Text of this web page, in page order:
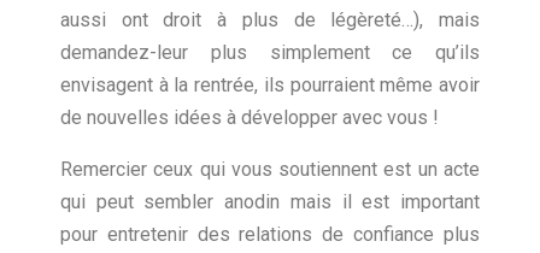
aussi ont droit à plus de légèreté…), mais
demandez-leur plus simplement ce qu’ils
envisagent à la rentrée, ils pourraient même avoir
de nouvelles idées à développer avec vous !
Remercier ceux qui vous soutiennent est un acte
qui peut sembler anodin mais il est important
pour entretenir des relations de confiance plus